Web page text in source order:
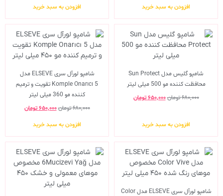
افزودن به سبد خرید افزودن به سبد خرید
شامپو گلیس مدل Sun Protect
محافظت کننده مو 500 میلی لیتر
۶۸۰,۰۰۰تومان۶۵۰,۰۰۰ تومان
افزودن به سبد خرید
شامپو لورآل سری ELSEVE مدل
Komple Onarıcı 5 تقویت و ترمیم
کننده مو 360 میلی لیتر
۶۸۰,۰۰۰تومان۶۵۰,۰۰۰ تومان
افزودن به سبد خرید
شامپو لورآل سری ELSEVE مدل Color